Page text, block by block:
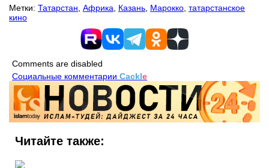
Метки: Татарстан Африка Казань Марокко татарстанское
кино
Comments are disabled
Социальные комментарии Cackle
Читайте также: